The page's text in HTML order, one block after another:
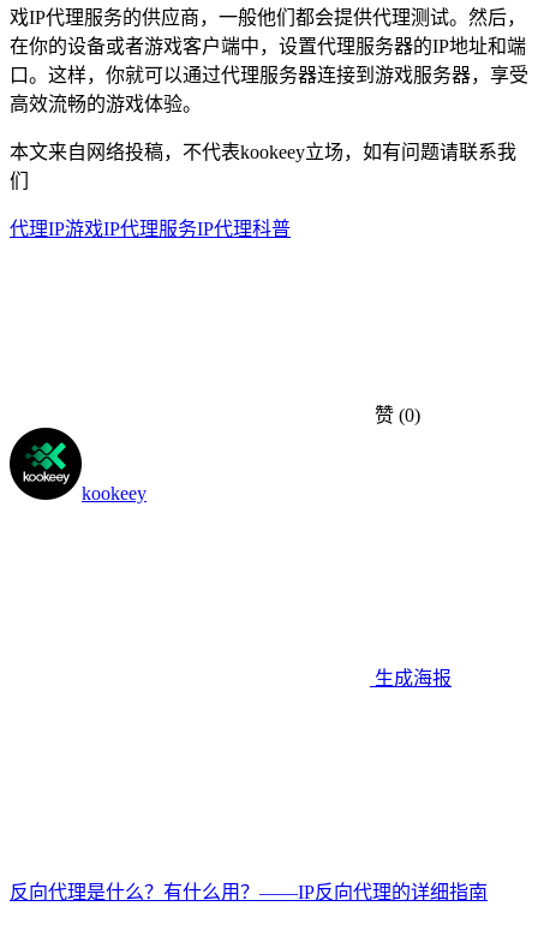
戏IP代理服务的供应商，一般他们都会提供代理测试。然后，
在你的设备或者游戏客户端中，设置代理服务器的IP地址和端
口。这样，你就可以通过代理服务器连接到游戏服务器，享受
高效流畅的游戏体验。
本文来自网络投稿，不代表kookeey立场，如有问题请联系我
们
代理IP游戏IP代理服务IP代理科普
赞 (0)
kookeey
生成海报
反向代理是什么？有什么用？——IP反向代理的详细指南